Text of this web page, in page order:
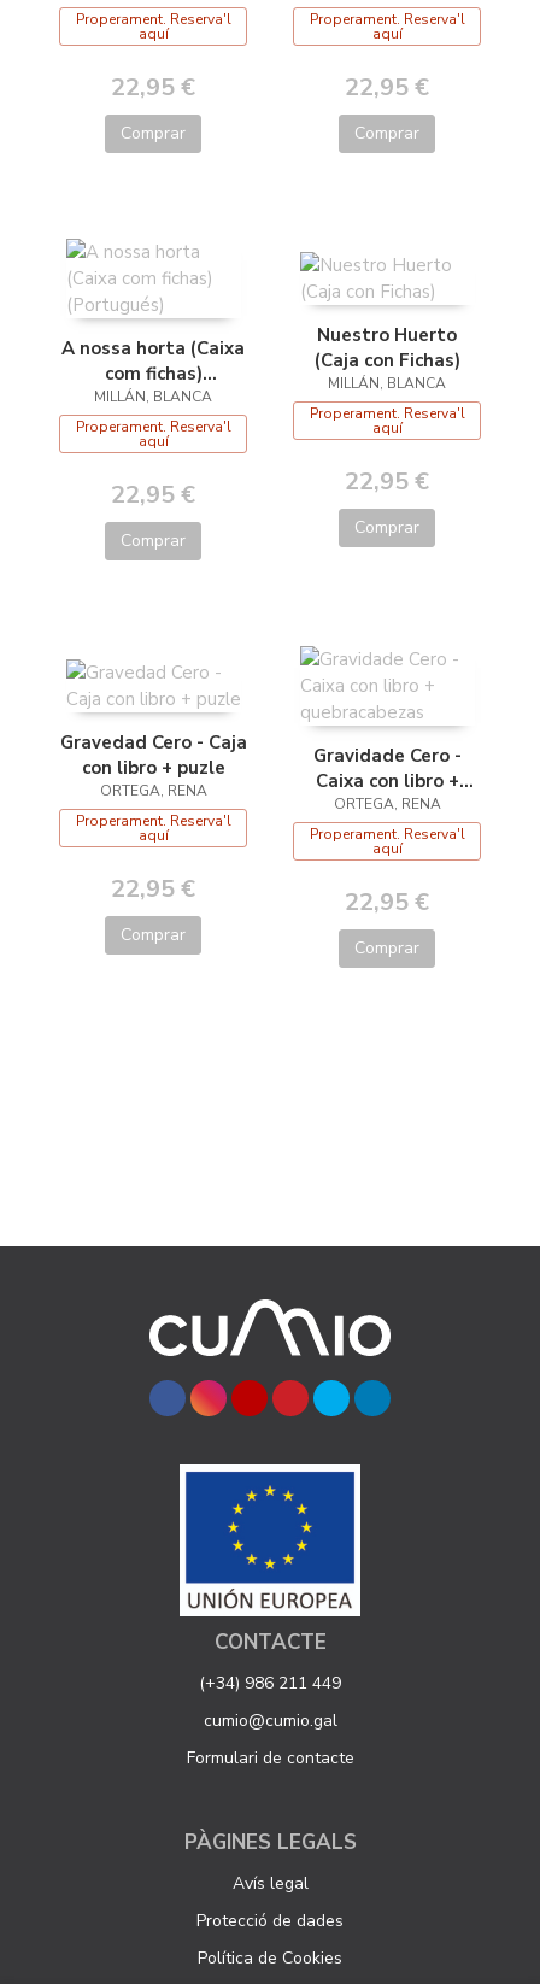
Properament. Reserva'l
aquí
22,95 €
Comprar
Properament. Reserva'l
aquí
22,95 €
Comprar
A nossa horta (Caixa
com fichas)
(Portugués)
MILLÁN, BLANCA
Properament. Reserva'l
aquí
22,95 €
Comprar
Nuestro Huerto
(Caja con Fichas)
MILLÁN, BLANCA
Properament. Reserva'l
aquí
22,95 €
Comprar
Gravedad Cero - Caja
con libro + puzle
ORTEGA, RENA
Properament. Reserva'l
aquí
22,95 €
Comprar
Gravidade Cero -
Caixa con libro +
quebracabezas
ORTEGA, RENA
Properament. Reserva'l
aquí
22,95 €
Comprar
CONTACTE
(+34) 986 211 449
cumio@cumio.gal
Formulari de contacte
PÀGINES LEGALS
Avís legal
Protecció de dades
Política de Cookies